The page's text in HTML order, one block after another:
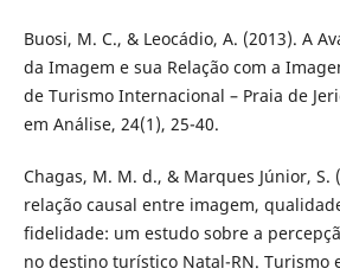
Buosi, M. C., & Leocádio, A. (2013). A
da Imagem e sua Relação com a
de Turismo Internacional – Praia de
em Análise, 24(1), 25-40.
Chagas, M. M. d., & Marques Júnior, S.
relação causal entre imagem,
fidelidade: um estudo sobre a
no destino turístico Natal-RN. Turismo